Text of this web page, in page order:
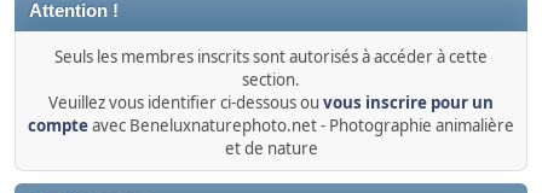
Attention !
Seuls les membres inscrits sont autorisés à accéder à cette
section.
Veuillez vous identifier ci-dessous ou vous inscrire pour un
compteavec Beneluxnaturephoto.net - Photographie animalière
et de nature